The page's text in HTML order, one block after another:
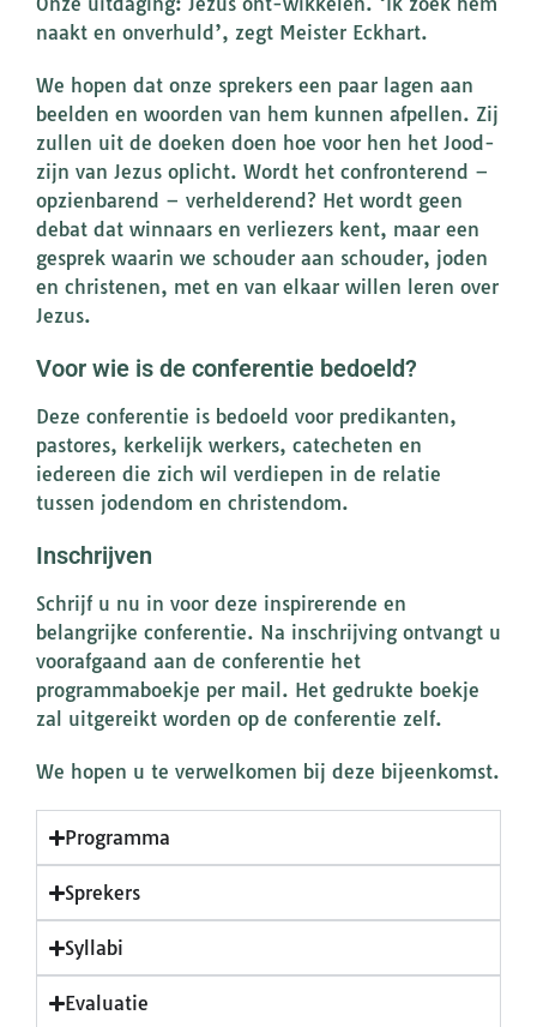
naakt en onverhuld’, zegt Meister Eckhart.
We hopen dat onze sprekers een paar lagen aan
beelden en woorden van hem kunnen afpellen. Zij
zullen uit de doeken doen hoe voor hen het Jood-
zijn van Jezus oplicht. Wordt het confronterend –
opzienbarend – verhelderend? Het wordt geen
debat dat winnaars en verliezers kent, maar een
gesprek waarin we schouder aan schouder, joden
en christenen, met en van elkaar willen leren over
Jezus.
Voor wie is de conferentie bedoeld?
Deze conferentie is bedoeld voor predikanten,
pastores, kerkelijk werkers, catecheten en
iedereen die zich wil verdiepen in de relatie
tussen jodendom en christendom.
Inschrijven
Schrijf u nu in voor deze inspirerende en
belangrijke conferentie. Na inschrijving ontvangt u
voorafgaand aan de conferentie het
programmaboekje per mail. Het gedrukte boekje
zal uitgereikt worden op de conferentie zelf.
We hopen u te verwelkomen bij deze bijeenkomst.
Programma
Sprekers
Syllabi
Evaluatie